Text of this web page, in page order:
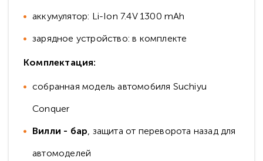
аккумулятор: Li-Ion 7.4V 1300 mAh
зарядное устройство: в комплекте
Комплектация:
собранная модель автомобиля Suchiyu
Conquer
Вилли - бар, защита от переворота назад для
автомоделей